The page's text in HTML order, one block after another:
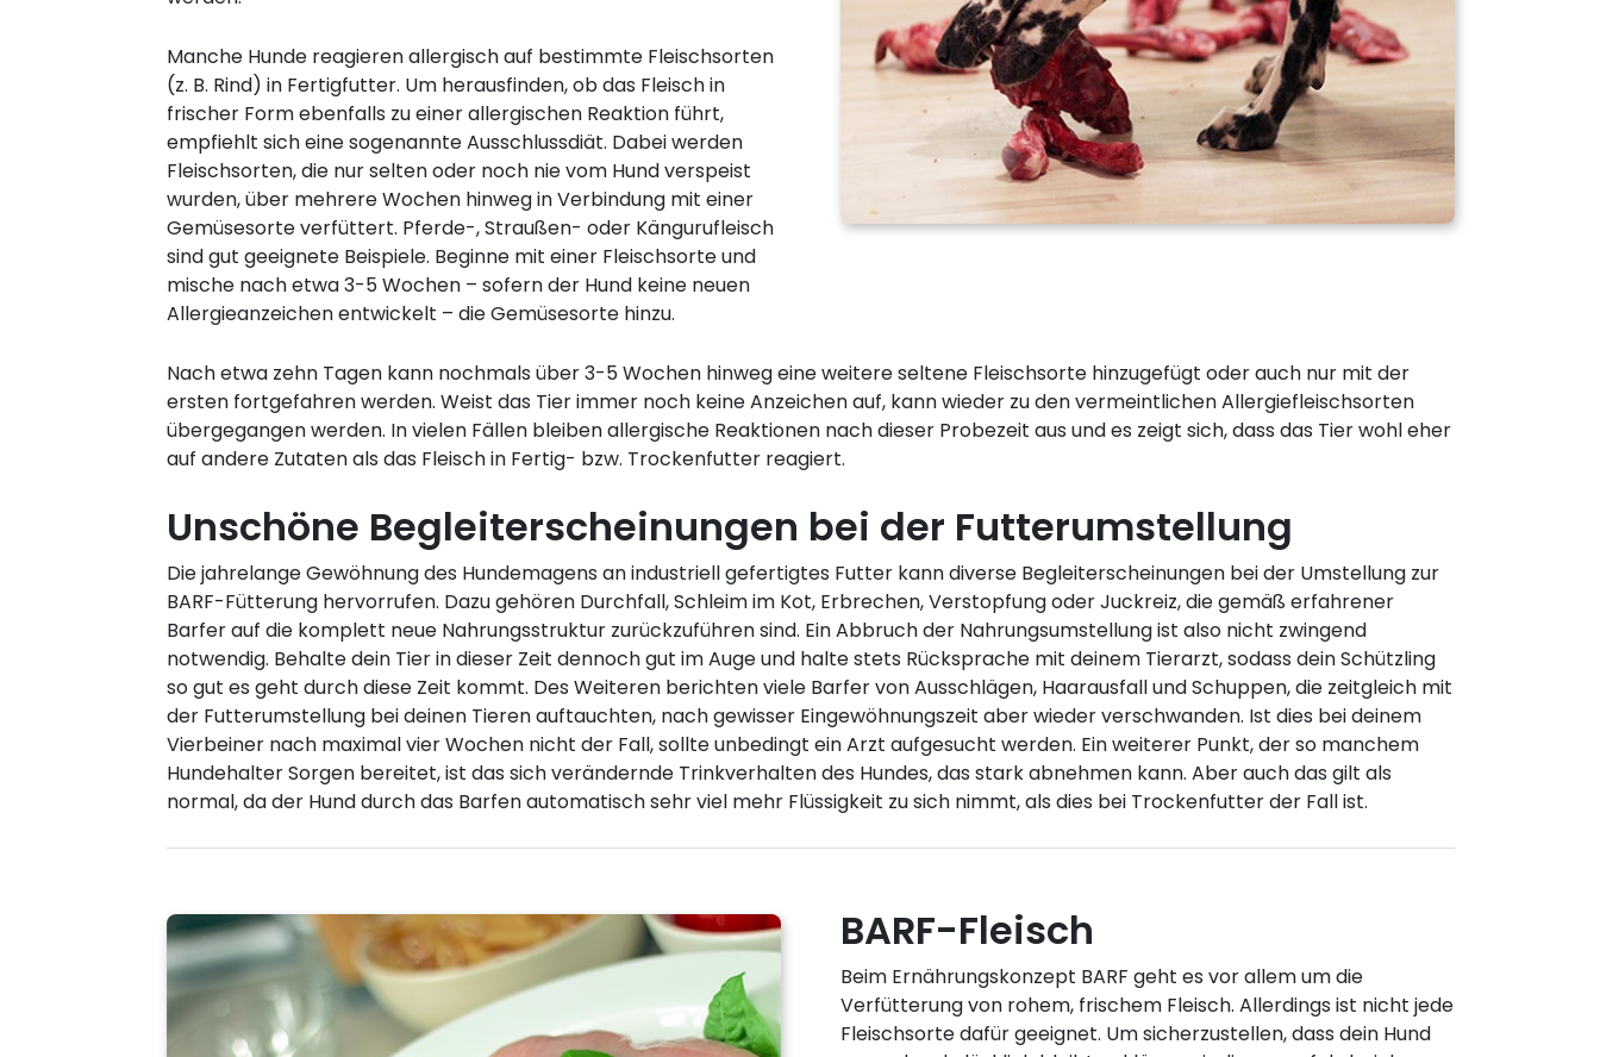
Manche Hunde reagieren allergisch auf bestimmte Fleischsorten
(z. B. Rind) in Fertigfutter. Um herausfinden, ob das Fleisch in
frischer Form ebenfalls zu einer allergischen Reaktion führt,
empfiehlt sich eine sogenannte Ausschlussdiät. Dabei werden
Fleischsorten, die nur selten oder noch nie vom Hund verspeist
wurden, über mehrere Wochen hinweg in Verbindung mit einer
Gemüsesorte verfüttert. Pferde-, Straußen- oder Kängurufleisch
sind gut geeignete Beispiele. Beginne mit einer Fleischsorte und
mische nach etwa 3-5 Wochen – sofern der Hund keine neuen
Allergieanzeichen entwickelt – die Gemüsesorte hinzu.
Nach etwa zehn Tagen kann nochmals über 3-5 Wochen hinweg eine weitere seltene Fleischsorte hinzugefügt oder auch nur mit der
ersten fortgefahren werden. Weist das Tier immer noch keine Anzeichen auf, kann wieder zu den vermeintlichen Allergiefleischsorten
übergegangen werden. In vielen Fällen bleiben allergische Reaktionen nach dieser Probezeit aus und es zeigt sich, dass das Tier wohl eher
auf andere Zutaten als das Fleisch in Fertig- bzw. Trockenfutter reagiert.
Unschöne Begleiterscheinungen bei der Futterumstellung
Die jahrelange Gewöhnung des Hundemagens an industriell gefertigtes Futter kann diverse Begleiterscheinungen bei der Umstellung zur
BARF-Fütterung hervorrufen. Dazu gehören Durchfall, Schleim im Kot, Erbrechen, Verstopfung oder Juckreiz, die gemäß erfahrener
Barfer auf die komplett neue Nahrungsstruktur zurückzuführen sind. Ein Abbruch der Nahrungsumstellung ist also nicht zwingend
notwendig. Behalte dein Tier in dieser Zeit dennoch gut im Auge und halte stets Rücksprache mit deinem Tierarzt, sodass dein Schützling
so gut es geht durch diese Zeit kommt. Des Weiteren berichten viele Barfer von Ausschlägen, Haarausfall und Schuppen, die zeitgleich mit
der Futterumstellung bei deinen Tieren auftauchten, nach gewisser Eingewöhnungszeit aber wieder verschwanden. Ist dies bei deinem
Vierbeiner nach maximal vier Wochen nicht der Fall, sollte unbedingt ein Arzt aufgesucht werden. Ein weiterer Punkt, der so manchem
Hundehalter Sorgen bereitet, ist das sich verändernde Trinkverhalten des Hundes, das stark abnehmen kann. Aber auch das gilt als
normal, da der Hund durch das Barfen automatisch sehr viel mehr Flüssigkeit zu sich nimmt, als dies bei Trockenfutter der Fall ist.
BARF-Fleisch
Beim Ernährungskonzept BARF geht es vor allem um die
Verfütterung von rohem, frischem Fleisch. Allerdings ist nicht jede
Fleischsorte dafür geeignet. Um sicherzustellen, dass dein Hund